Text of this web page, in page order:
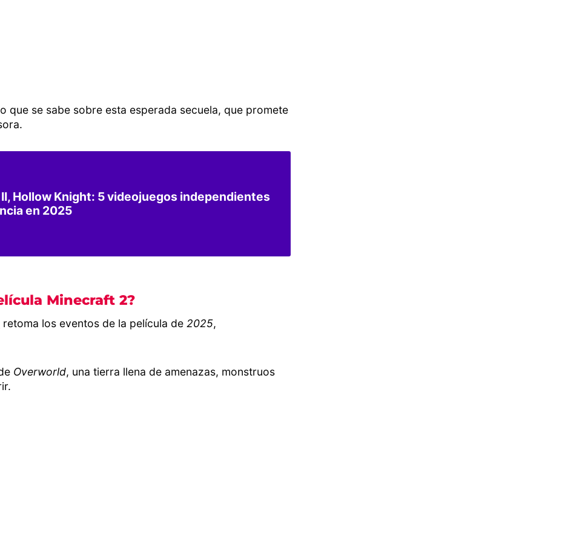
que se sabe sobre esta esperada secuela, que promete
II, Hollow Knight: 5 videojuegos independientes
en 2025
Minecraft 2?
retoma los eventos de la película de 2025,
Overworld, una tierra llena de amenazas, monstruos